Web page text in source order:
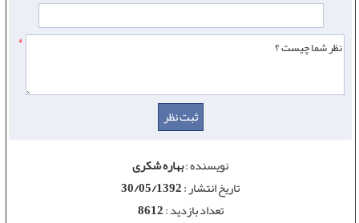
*
نویسنده :بهاره شکری
تاریخ انتشار :30/05/1392
تعداد بازدید :8612